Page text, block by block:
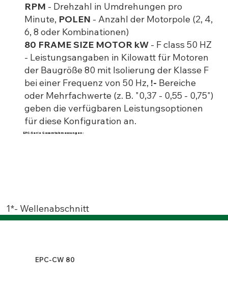
RPM - Drehzahl in Umdrehungen pro
Minute, POLEN - Anzahl der Motorpole (2, 4,
6, 8 oder Kombinationen)
80 FRAME SIZE MOTOR kW- F class 50 HZ
- Leistungsangaben in Kilowatt für Motoren
der Baugröße 80 mit Isolierung der Klasse F
bei einer Frequenz von 50 Hz, !- Bereiche
oder Mehrfachwerte (z. B. "0,37 - 0,55 - 0,75")
geben die verfügbaren Leistungsoptionen
für diese Konfiguration an.
EPC-Serie Gesamtabmessungen:
1*- Wellenabschnitt
EPC-CW 80